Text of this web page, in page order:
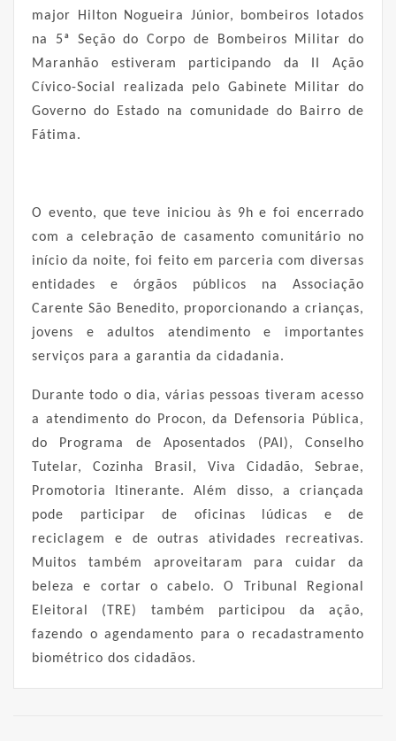
major Hilton Nogueira Júnior, bombeiros lotados
na 5ª Seção do Corpo de Bombeiros Militar do
Maranhão estiveram participando da II Ação
Cívico-Social realizada pelo Gabinete Militar do
Governo do Estado na comunidade do Bairro de
Fátima.
O evento, que teve iniciou às 9h e foi encerrado
com a celebração de casamento comunitário no
início da noite, foi feito em parceria com diversas
entidades e órgãos públicos na Associação
Carente São Benedito, proporcionando a crianças,
jovens e adultos atendimento e importantes
serviços para a garantia da cidadania.
Durante todo o dia, várias pessoas tiveram acesso
a atendimento do Procon, da Defensoria Pública,
do Programa de Aposentados (PAI), Conselho
Tutelar, Cozinha Brasil, Viva Cidadão, Sebrae,
Promotoria Itinerante. Além disso, a criançada
pode participar de oficinas lúdicas e de
reciclagem e de outras atividades recreativas.
Muitos também aproveitaram para cuidar da
beleza e cortar o cabelo. O Tribunal Regional
Eleitoral (TRE) também participou da ação,
fazendo o agendamento para o recadastramento
biométrico dos cidadãos.